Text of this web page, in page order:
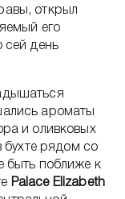
открыл
его
сей день
ароматы
и оливковых
бухте рядом со
быть поближе к
Palace Elizabeth